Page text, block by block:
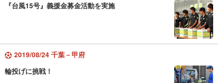
『台風15号』義援金募金活動を実施
2019/08/24 千葉－甲府
輪投げに挑戦！